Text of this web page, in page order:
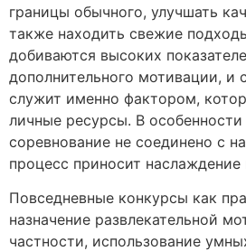
границы обычного, улучшать
также находить свежие
добиваются высоких
дополнительного мотивации, и
служит именно фактором,
личные ресурсы. В особенности
соревнование не соединено с
процесс приносит наслаждение
Повседневные конкурсы как
назначение развлекательной
частности, использование